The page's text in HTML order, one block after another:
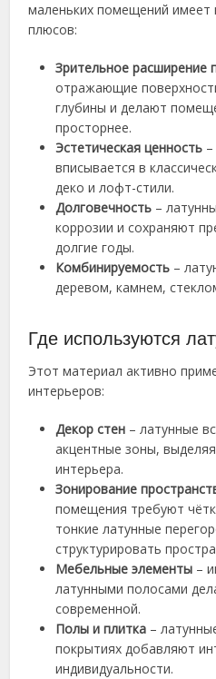
маленьких помещений имеет
плюсов:
Зрительное расширение
отражающие
глубины и делают
просторнее.
Эстетическая ценность
вписывается в
деко и лофт-стили.
Долговечность –
коррозии и сохраняют
долгие годы.
Комбинируемость –
деревом, камнем,
Где используются
Этот материал активно
интерьеров:
Декор стен – латунные
акцентные зоны,
интерьера.
Зонирование
помещения требуют
тонкие латунные
структурировать
Мебельные элементы –
латунными полосами
современной.
Полы и плитка –
покрытиях добавляют
индивидуальности.